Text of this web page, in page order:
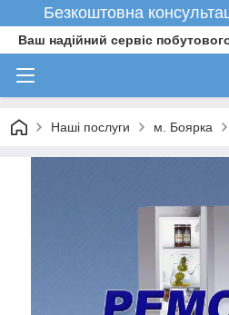
Безкоштовна
Ваш надійний сервіс
Наші послуги м. Боярка